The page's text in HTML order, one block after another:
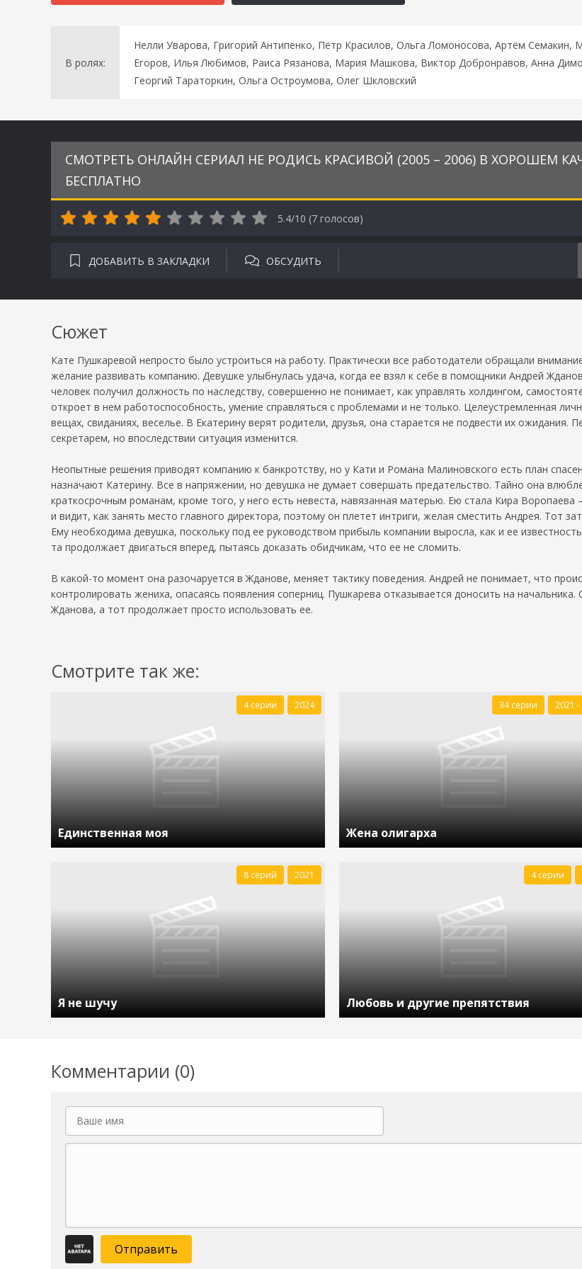
В ролях:
Нелли Уварова, Григорий Антипенко, Пётр Красилов, Ольга Ломоносова, Артём
Егоров, Илья Любимов, Раиса Рязанова, Мария Машкова, Виктор Добронравов, Анна
Георгий Тараторкин, Ольга Остроумова, Олег Шкловский
СМОТРЕТЬ ОНЛАЙН СЕРИАЛ НЕ РОДИСЬ КРАСИВОЙ (2005 – 2006) В ХОРОШЕМ
БЕСПЛАТНО
5.4/10 (7 голосов)
ДОБАВИТЬ В ЗАКЛАДКИ ОБСУДИТЬ
Сюжет
Кате Пушкаревой непросто было устроиться на работу. Практически все работодатели обращали
желание развивать компанию. Девушке улыбнулась удача, когда ее взял к себе в помощники Андрей
человек получил должность по наследству, совершенно не понимает, как управлять холдингом,
откроет в нем работоспособность, умение справляться с проблемами и не только. Целеустремленная
вещах, свиданиях, веселье. В Екатерину верят родители, друзья, она старается не подвести их ожидания.
секретарем, но впоследствии ситуация изменится.
Неопытные решения приводят компанию к банкротству, но у Кати и Романа Малиновского есть план
назначают Катерину. Все в напряжении, но девушка не думает совершать предательство. Тайно она
краткосрочным романам, кроме того, у него есть невеста, навязанная матерью. Ею стала Кира Воропаева
и видит, как занять место главного директора, поэтому он плетет интриги, желая сместить Андрея. Тот
Ему необходима девушка, поскольку под ее руководством прибыль компании выросла, как и ее
та продолжает двигаться вперед, пытаясь доказать обидчикам, что ее не сломить.
В какой-то момент она разочаруется в Жданове, меняет тактику поведения. Андрей не понимает, что
контролировать жениха, опасаясь появления соперниц. Пушкарева отказывается доносить на
Жданова, а тот продолжает просто использовать ее.
Смотрите так же:
Единственная моя
4 серии 2024
Жена олигарха
34 серии 2021 -
Я не шучу
8 серий 2021
Любовь и другие препятствия
4 серии
Комментарии (0)
Отправить